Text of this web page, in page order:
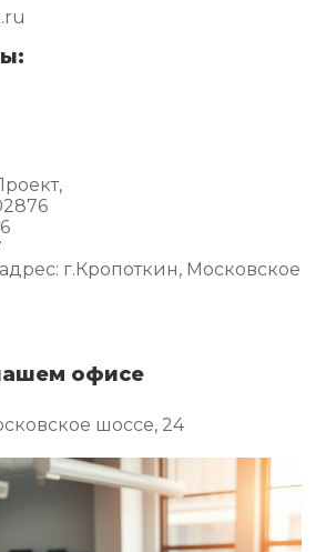
г.Кропоткин, Московское
офисе
шоссе, 24